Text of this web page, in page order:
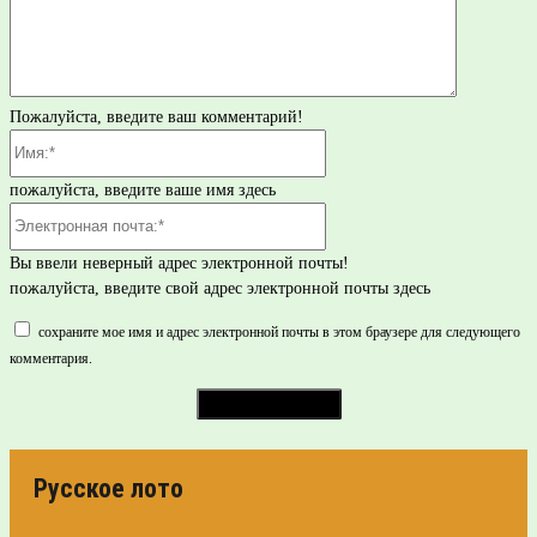
Пожалуйста, введите ваш комментарий!
пожалуйста, введите ваше имя здесь
Вы ввели неверный адрес электронной почты!
пожалуйста, введите свой адрес электронной почты здесь
сохраните мое имя и адрес электронной почты в этом браузере для следующего
комментария.
Русское лото